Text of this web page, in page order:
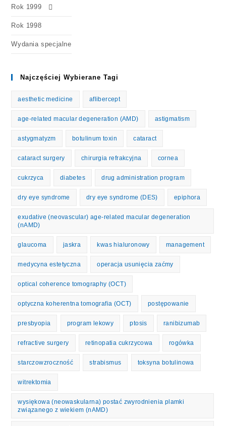
Rok 1999
Rok 1998
Wydania specjalne
Najczęściej Wybierane Tagi
aesthetic medicine aflibercept
age-related macular degeneration (AMD) astigmatism
astygmatyzm botulinum toxin cataract
cataract surgery chirurgia refrakcyjna cornea
cukrzyca diabetes drug administration program
dry eye syndrome dry eye syndrome (DES) epiphora
exudative (neovascular) age-related macular degeneration
(nAMD)
glaucoma jaskra kwas hialuronowy management
medycyna estetyczna operacja usunięcia zaćmy
optical coherence tomography (OCT)
optyczna koherentna tomografia (OCT) postępowanie
presbyopia program lekowy ptosis ranibizumab
refractive surgery retinopatia cukrzycowa rogówka
starczowzroczność strabismus toksyna botulinowa
witrektomia
wysiękowa (neowaskularna) postać zwyrodnienia plamki
związanego z wiekiem (nAMD)